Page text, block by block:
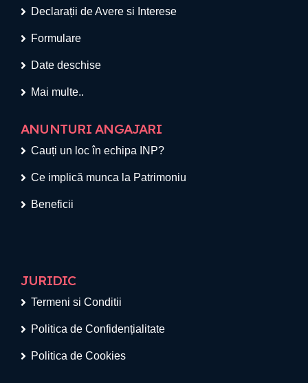
Declarații de Avere si Interese
Formulare
Date deschise
Mai multe..
ANUNTURI ANGAJARI
Cauți un loc în echipa INP?
Ce implică munca la Patrimoniu
Beneficii
JURIDIC
Termeni si Conditii
Politica de Confidențialitate
Politica de Cookies